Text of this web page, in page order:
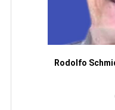
Rodolfo